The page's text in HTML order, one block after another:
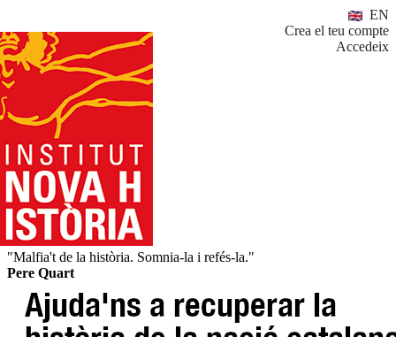
EN
Crea el teu compte
Accedeix
"Malfia't de la història. Somnia-la i refés-la."
Pere Quart